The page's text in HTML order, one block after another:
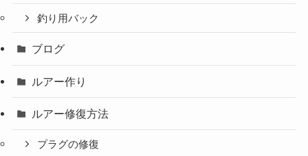
釣り用バック
ブログ
ルアー作り
ルアー修復方法
プラグの修復